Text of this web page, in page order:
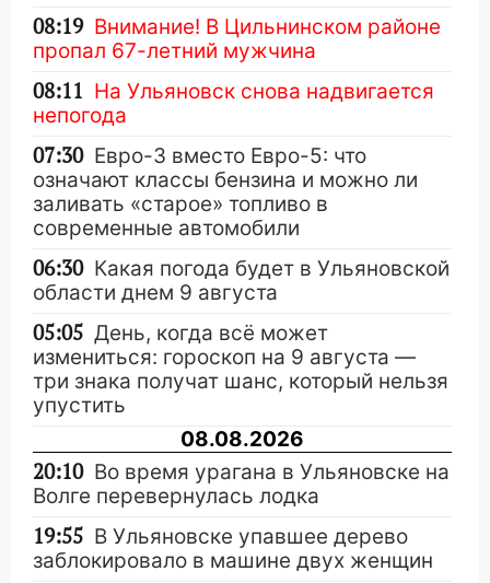
08:19 Внимание! В Цильнинском районе
пропал 67-летний мужчина
08:11 На Ульяновск снова надвигается
непогода
07:30 Евро-3 вместо Евро-5: что
означают классы бензина и можно ли
заливать «старое» топливо в
современные автомобили
06:30 Какая погода будет в Ульяновской
области днем 9 августа
05:05 День, когда всё может
измениться: гороскоп на 9 августа —
три знака получат шанс, который нельзя
упустить
08.08.2026
20:10 Во время урагана в Ульяновске на
Волге перевернулась лодка
19:55 В Ульяновске упавшее дерево
заблокировало в машине двух женщин